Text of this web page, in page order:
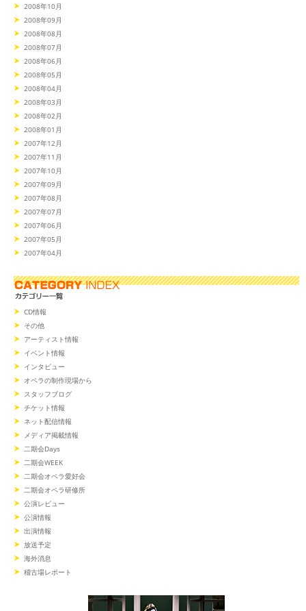
2008年10月
2008年09月
2008年08月
2008年07月
2008年06月
2008年05月
2008年04月
2008年03月
2008年02月
2008年01月
2007年12月
2007年11月
2007年10月
2007年09月
2007年08月
2007年07月
2007年06月
2007年05月
2007年04月
CD情報
その他
アーティスト情報
イベント情報
インタビュー
オペラの制作現場から
スタッフブログ
チケット情報
ネット配信情報
メディア掲載情報
二期会Days
二期会WEEK
二期会オペラ愛好会
二期会オペラ研修所
公演レビュー
公演情報
出演情報
放送予定
海外消息
稽古場レポート